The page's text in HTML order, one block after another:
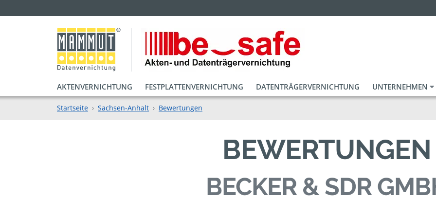
AKTENVERNICHTUNG FESTPLATTENVERNICHTUNG DATENTRÄGERVERNICHTUNG UNTERNEHMEN
Startseite Sachsen-Anhalt Bewertungen
BEWERTUNGEN
BECKER & SDR